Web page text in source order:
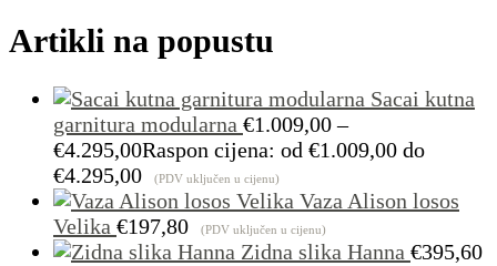
Artikli na popustu
Sacai kutna
garnitura modularna €1.009,00 –
€4.295,00Raspon cijena: od €1.009,00 do
€4.295,00
(PDV uključen u cijenu)
Vaza Alison losos
Velika €197,80 (PDV uključen u cijenu)
Zidna slika Hanna €395,60